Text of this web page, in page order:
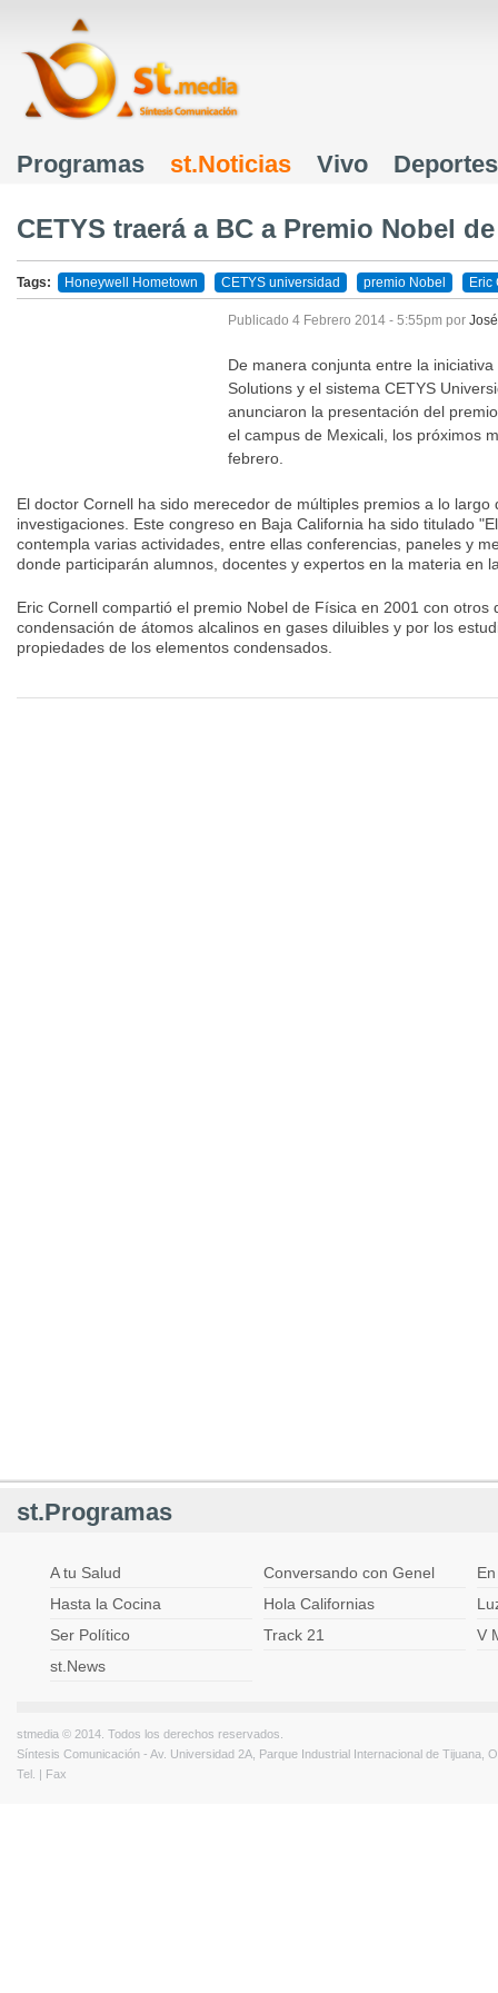
Menú principal
Programas st.Noticias Vivo Deportes
CETYS traerá a BC a Premio Nobel
Tags: Honeywell Hometown CETYS universidad premio Nobel
Eric
BC
Publicado 4 Febrero 2014 - 5:55pm por
De manera conjunta entre la
Solutions y el sistema CETYS
anunciaron la presentación del
el campus de Mexicali, los próximos
febrero.
El doctor Cornell ha sido merecedor de múltiples premios a lo largo
investigaciones. Este congreso en Baja California ha sido titulado
contempla varias actividades, entre ellas conferencias, paneles y
donde participarán alumnos, docentes y expertos en la materia en
Eric Cornell compartió el premio Nobel de Física en 2001 con otros
condensación de átomos alcalinos en gases diluibles y por los
propiedades de los elementos condensados.
st.Programas
A tu Salud Conversando con Genel
Hasta la Cocina
Hola Californias
Ser Político
Track 21
V
st.News
stmedia © 2014. Todos los derechos reservados.
Síntesis Comunicación - Av. Universidad 2A, Parque Industrial Internacional de Tijuana,
Tel. | Fax